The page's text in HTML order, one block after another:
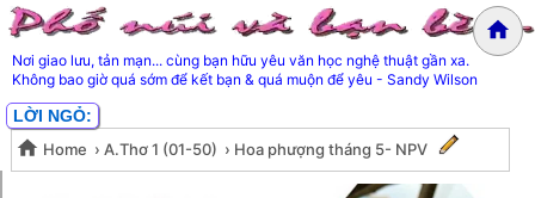
Nơi giao lưu, tản mạn... cùng bạn hữu yêu văn học nghệ thuật gần xa.
Không bao giờ quá sớm để kết bạn & quá muộn để yêu - Sandy Wilson
LỜI NGỎ:
Home › A.Thơ 1 (01-50) › Hoa phượng tháng 5- NPV